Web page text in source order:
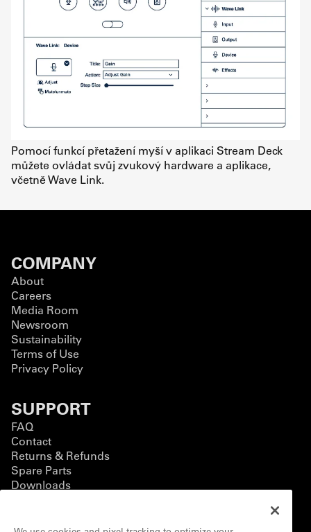
Pomocí funkcí přetažení myší v aplikaci Stream Deck
můžete ovládat svůj zvukový hardware a aplikace,
včetně Wave Link.
COMPANY
About
Careers
Media Room
Newsroom
Sustainability
Terms of Use
Privacy Policy
SUPPORT
FAQ
Contact
Returns & Refunds
Spare Parts
Downloads
BUSINESS